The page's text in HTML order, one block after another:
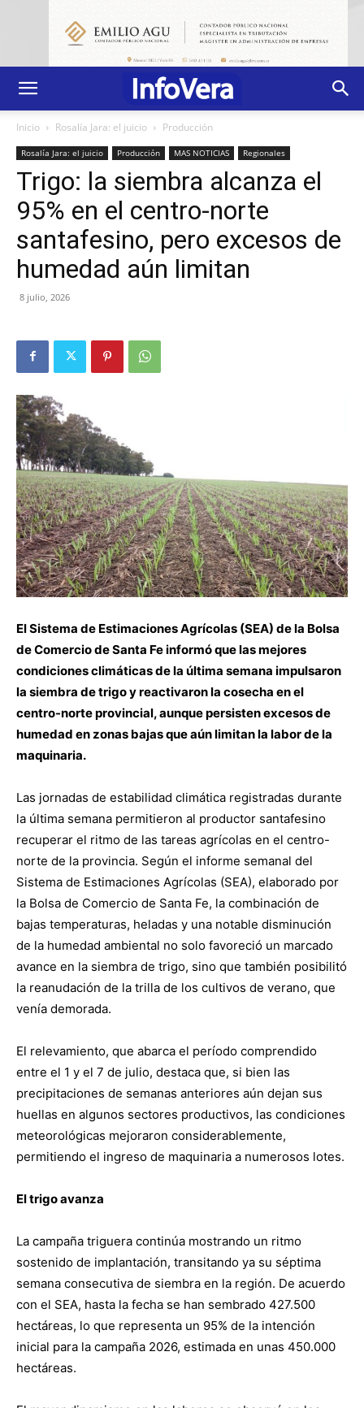
Inicio Rosalía Jara: el juicio Producción
Rosalía Jara: el juicio Producción MAS NOTICIAS Regionales
Trigo: la siembra alcanza el
95% en el centro-norte
santafesino, pero excesos de
humedad aún limitan
8 julio, 2026
El Sistema de Estimaciones Agrícolas (SEA) de la Bolsa
de Comercio de Santa Fe informó que las mejores
condiciones climáticas de la última semana impulsaron
la siembra de trigo y reactivaron la cosecha en el
centro-norte provincial, aunque persisten excesos de
humedad en zonas bajas que aún limitan la labor de la
maquinaria.
Las jornadas de estabilidad climática registradas durante
la última semana permitieron al productor santafesino
recuperar el ritmo de las tareas agrícolas en el centro-
norte de la provincia. Según el informe semanal del
Sistema de Estimaciones Agrícolas (SEA), elaborado por
la Bolsa de Comercio de Santa Fe, la combinación de
bajas temperaturas, heladas y una notable disminución
de la humedad ambiental no solo favoreció un marcado
avance en la siembra de trigo, sino que también posibilitó
la reanudación de la trilla de los cultivos de verano, que
venía demorada.
El relevamiento, que abarca el período comprendido
entre el 1 y el 7 de julio, destaca que, si bien las
precipitaciones de semanas anteriores aún dejan sus
huellas en algunos sectores productivos, las condiciones
meteorológicas mejoraron considerablemente,
permitiendo el ingreso de maquinaria a numerosos lotes.
El trigo avanza
La campaña triguera continúa mostrando un ritmo
sostenido de implantación, transitando ya su séptima
semana consecutiva de siembra en la región. De acuerdo
con el SEA, hasta la fecha se han sembrado 427.500
hectáreas, lo que representa un 95% de la intención
inicial para la campaña 2026, estimada en unas 450.000
hectáreas.